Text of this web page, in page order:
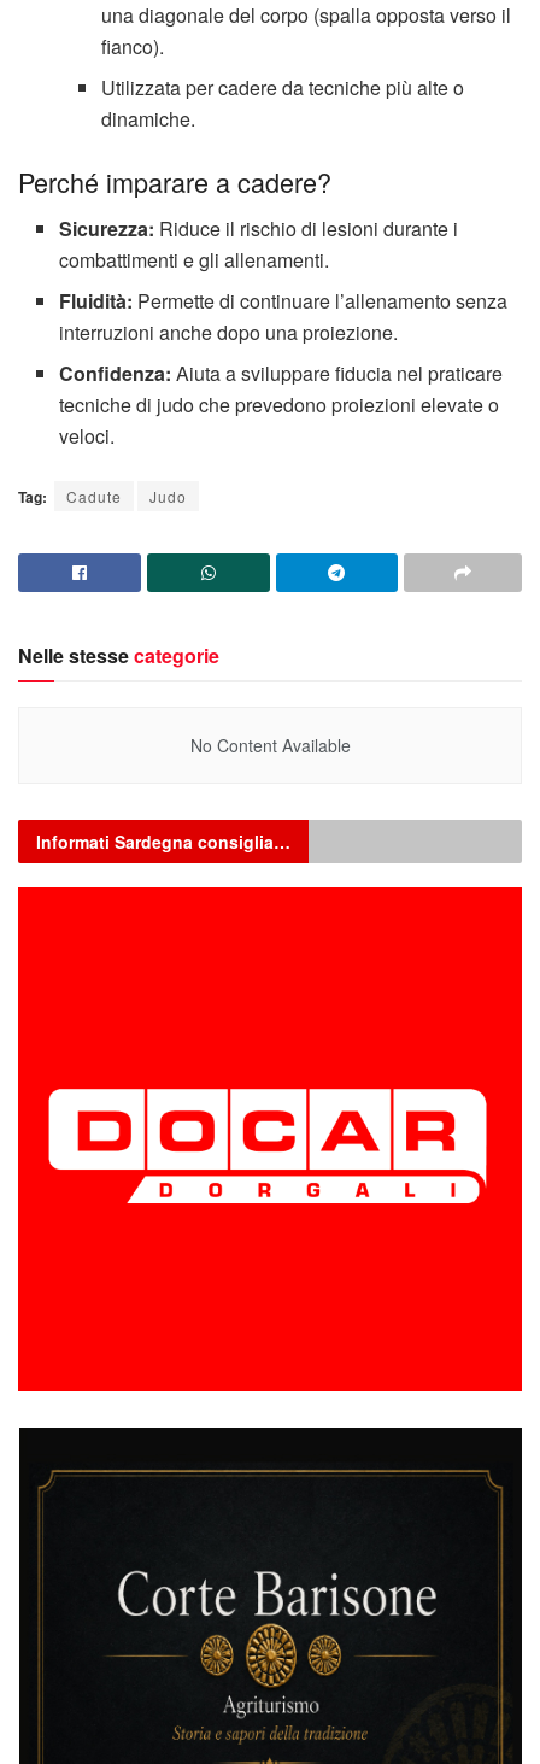
una diagonale del corpo (spalla opposta verso il
fianco).
Utilizzata per cadere da tecniche più alte o
dinamiche.
Perché imparare a cadere?
Sicurezza: Riduce il rischio di lesioni durante i
combattimenti e gli allenamenti.
Fluidità: Permette di continuare l’allenamento senza
interruzioni anche dopo una proiezione.
Confidenza: Aiuta a sviluppare fiducia nel praticare
tecniche di judo che prevedono proiezioni elevate o
veloci.
Tag: Cadute Judo
Nelle stessecategorie
No Content Available
Informati Sardegna consiglia…